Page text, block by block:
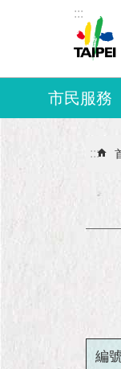
跳到主要內容區塊
:::
市民服務
:::
編